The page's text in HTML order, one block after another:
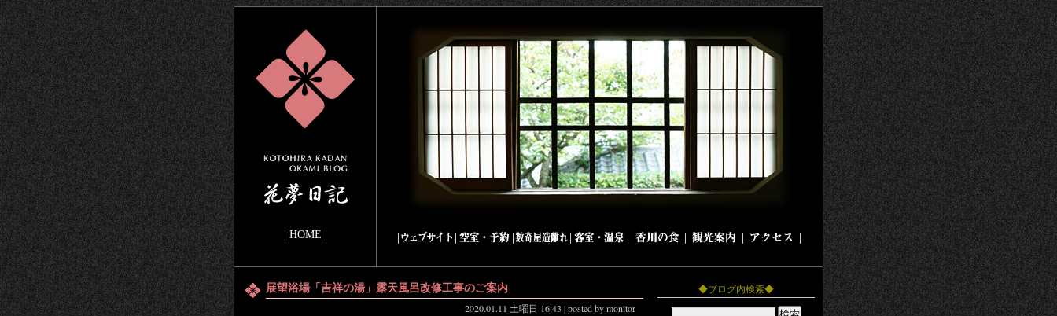
HOME | | | | | | | |
展望浴場「吉祥の湯」露天風呂改修工事のご案内
2020.01.11 土曜日 16:43 | posted bymonitor
◆ブログ内検索◆